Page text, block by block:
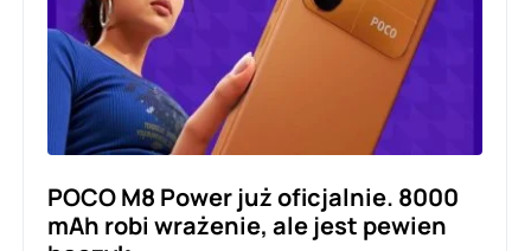
POCO M8 Power już oficjalnie. 8000
mAh robi wrażenie, ale jest pewien